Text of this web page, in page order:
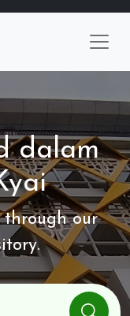
dalam
through our